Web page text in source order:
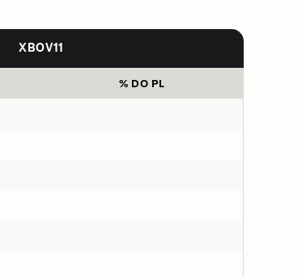
XBOV11
% DO PL